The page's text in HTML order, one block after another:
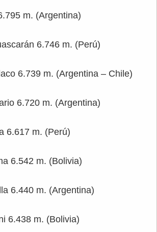
m. (Argentina)
6.746 m. (Perú)
6.739 m. (Argentina – Chile)
6.720 m. (Argentina)
6.617 m. (Perú)
6.542 m. (Bolivia)
6.440 m. (Argentina)
6.438 m. (Bolivia)